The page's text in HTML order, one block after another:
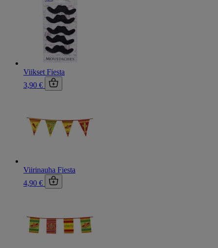
Viikset Fiesta
3,90 €
Viirinauha Fiesta
4,90 €